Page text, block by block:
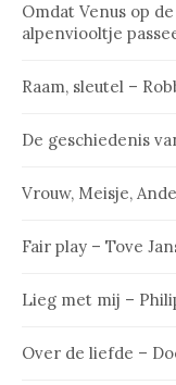
Omdat Venus op
alpenviooltje
Raam, sleutel –
De geschiedenis
Vrouw, Meisje,
Fair play – Tove
Lieg met mij –
Over de liefde –